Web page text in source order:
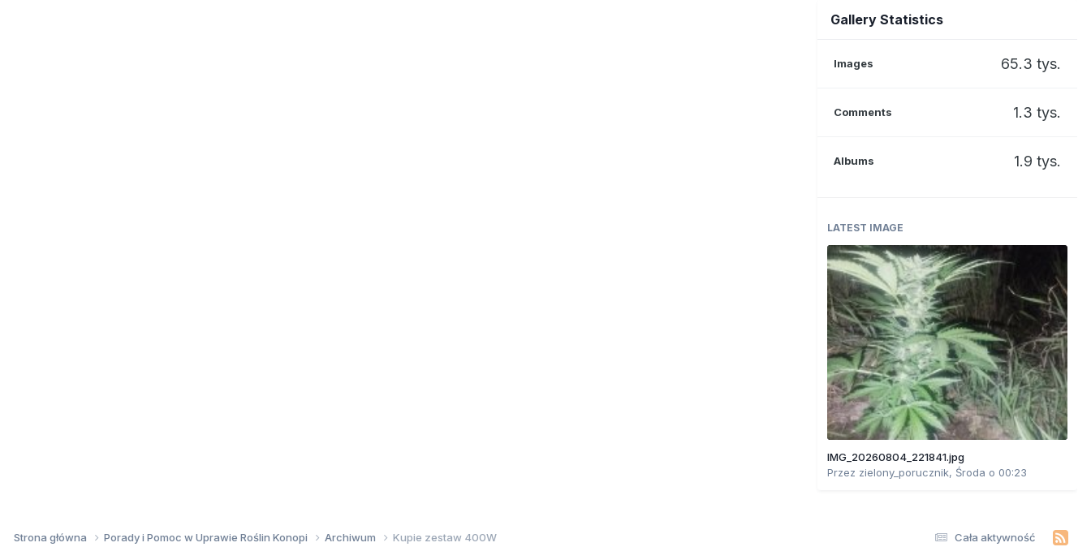
Gallery Statistics
Images 65.3 tys.
Comments 1.3 tys.
Albums 1.9 tys.
LATEST IMAGE
IMG_20260804_221841.jpg
Przez zielony_porucznik, Środa o 00:23
Cała aktywność
Strona główna Porady i Pomoc w Uprawie Roślin Konopi Archiwum Kupie zestaw 400W